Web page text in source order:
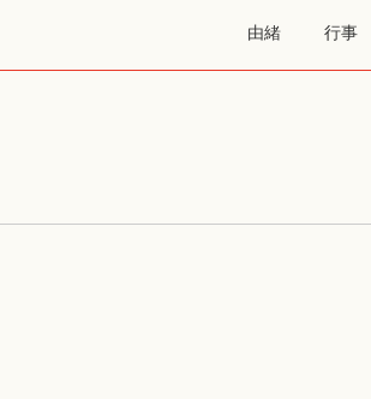
由緒 行事